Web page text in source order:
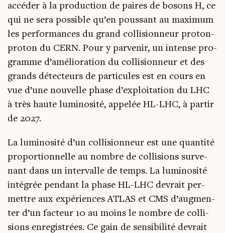
accé­der à la pro­duc­tion de paires de bosons H, ce
qui ne sera pos­sible qu’en pous­sant au maxi­mum
les per­for­mances du grand col­li­sion­neur pro­ton-
pro­ton du CERN. Pour y par­ve­nir, un intense pro­
gramme d’a­mé­lio­ra­tion du col­li­sion­neur et des
grands détec­teurs de par­ti­cules est en cours en
vue d’une nou­velle phase d’ex­ploi­ta­tion du LHC
à très haute lumi­no­si­té, appe­lée HL-LHC, à par­tir
de 2027.
La lumi­no­si­té d’un col­li­sion­neur est une quan­ti­té
pro­por­tion­nelle au nombre de col­li­sions sur­ve­
nant dans un inter­valle de temps. La lumi­no­si­té
inté­grée pen­dant la phase HL-LHC devrait per­
mettre aux expé­riences ATLAS et CMS d’aug­men­
ter d’un fac­teur 10 au moins le nombre de col­li­
sions enre­gis­trées. Ce gain de sen­si­bi­li­té devrait